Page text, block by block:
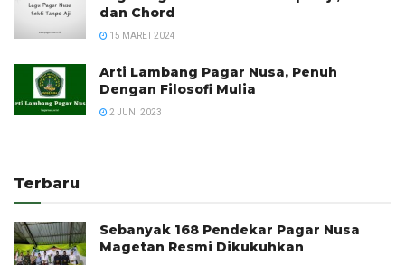
dan Chord
15 MARET 2024
Arti Lambang Pagar Nusa, Penuh
Dengan Filosofi Mulia
2 JUNI 2023
Terbaru
Sebanyak 168 Pendekar Pagar Nusa
Magetan Resmi Dikukuhkan